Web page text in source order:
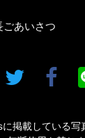
ごあいさつ
に掲載している写